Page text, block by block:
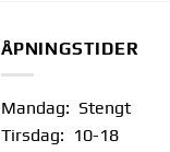
ÅPNINGSTIDER
Mandag: Stengt
Tirsdag: 10-18